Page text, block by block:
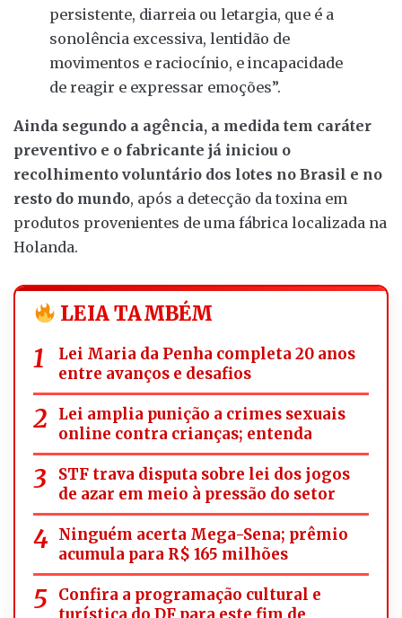
persistente, diarreia ou letargia, que é a
sonolência excessiva, lentidão de
movimentos e raciocínio, e incapacidade
de reagir e expressar emoções”.
Ainda segundo a agência, a medida tem caráter
preventivo e o fabricante já iniciou o
recolhimento voluntário dos lotes no Brasil e no
resto do mundo, após a detecção da toxina em
produtos provenientes de uma fábrica localizada na
Holanda.
LEIA TAMBÉM
Lei Maria da Penha completa 20 anos
entre avanços e desafios
Lei amplia punição a crimes sexuais
online contra crianças; entenda
STF trava disputa sobre lei dos jogos
de azar em meio à pressão do setor
Ninguém acerta Mega-Sena; prêmio
acumula para R$ 165 milhões
Confira a programação cultural e
turística do DF para este fim de